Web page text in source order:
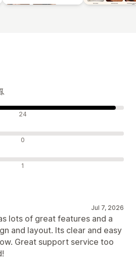
24
0
1
Jul 7, 2026
lots of great features and a
and layout. Its clear and easy
Great support service too